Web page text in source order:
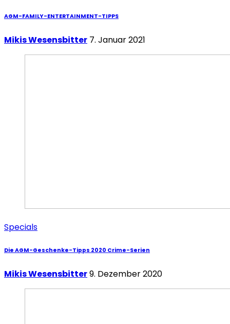
AGM-FAMILY-ENTERTAINMENT-TIPPS
Mikis Wesensbitter 7. Januar 2021
Specials
Die AGM-Geschenke-Tipps 2020 Crime-Serien
Mikis Wesensbitter9. Dezember 2020